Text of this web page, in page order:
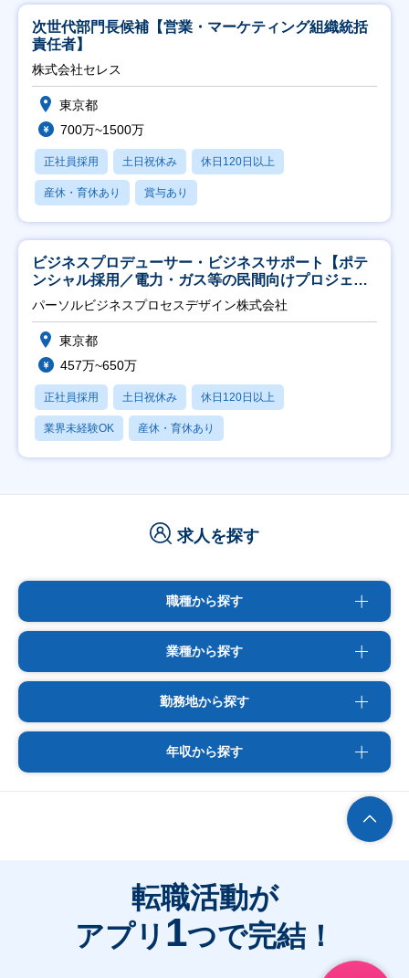
次世代部門長候補【営業・マーケティング組織統括
責任者】
株式会社セレス
東京都
700万~1500万
正社員採用 土日祝休み 休日120日以上
産休・育休あり 賞与あり
ビジネスプロデューサー・ビジネスサポート【ポテ
ンシャル採用／電力・ガス等の民間向けプロジェク
ト推進】
パーソルビジネスプロセスデザイン株式会社
東京都
457万~650万
正社員採用 土日祝休み 休日120日以上
業界未経験OK 産休・育休あり
求人を探す
職種から探す
業種から探す
勤務地から探す
年収から探す
転職活動が
アプリ 1つで完結！